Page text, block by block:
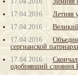
17.04.2016
Летняя
17.04.2016
17.04.2016
сергианской
17.04.2016
одобрявший